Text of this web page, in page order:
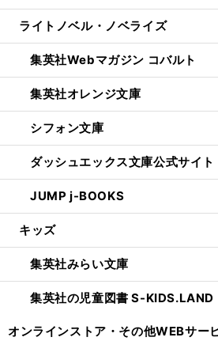
ライトノベル・ノベライズ
集英社Webマガジン コバルト
集英社オレンジ文庫
シフォン文庫
ダッシュエックス文庫公式サイト
JUMP j-BOOKS
キッズ
集英社みらい文庫
集英社の児童図書 S-KIDS.LAND
オンラインストア・ その他WEBサー